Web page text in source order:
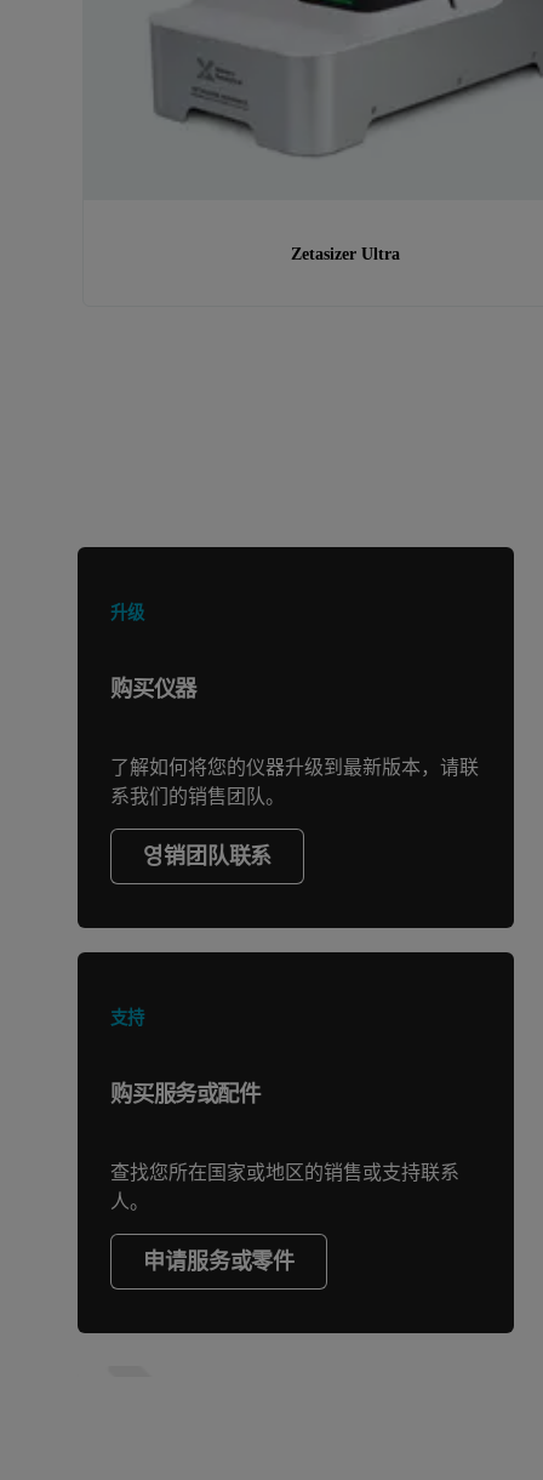
Zetasizer Ultra
升级
购买仪器
了解如何将您的仪器升级到最新版本，请联
系我们的销售团队。
영销团队联系
支持
购买服务或配件
查找您所在国家或地区的销售或支持联系
人。
申请服务或零件